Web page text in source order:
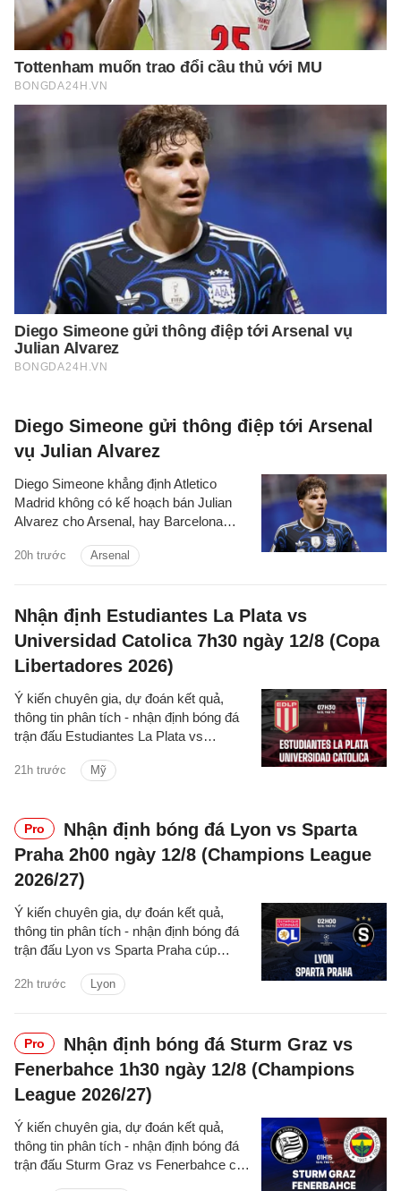
Diego Simeone gửi thông điệp tới Arsenal
vụ Julian Alvarez
20h trước Arsenal
Diego Simeone khẳng định Atletico
Madrid không có kế hoạch bán Julian
Alvarez cho Arsenal, hay Barcelona
Nhận định Estudiantes La Plata vs
Universidad Catolica 7h30 ngày 12/8 (Copa
Libertadores 2026)
21h trước Mỹ
Ý kiến chuyên gia, dự đoán kết quả,
thông tin phân tích - nhận định bóng đá
trận đấu Estudiantes La Plata vs
Mỹ/Copa Libertadores 2026 hôm nay.
Pro
Nhận định bóng đá Lyon vs Sparta
Praha 2h00 ngày 12/8 (Champions League
2026/27)
22h trước Lyon
Ý kiến chuyên gia, dự đoán kết quả,
thông tin phân tích - nhận định bóng đá
trận đấu Lyon vs Sparta Praha cúp
hôm nay.
Pro
Nhận định bóng đá Sturm Graz vs
Fenerbahce 1h30 ngày 12/8 (Champions
League 2026/27)
Ý kiến chuyên gia, dự đoán kết quả,
thông tin phân tích - nhận định bóng đá
trận đấu Sturm Graz vs Fenerbahce cúp